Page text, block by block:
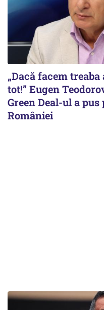
„Dacă facem
tot!” Eugen
Green Deal-ul a
României